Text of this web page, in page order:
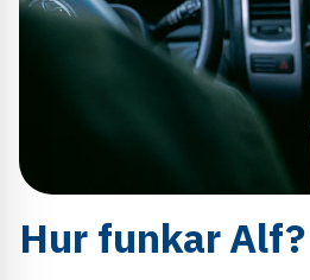
Hur funkar Alf?